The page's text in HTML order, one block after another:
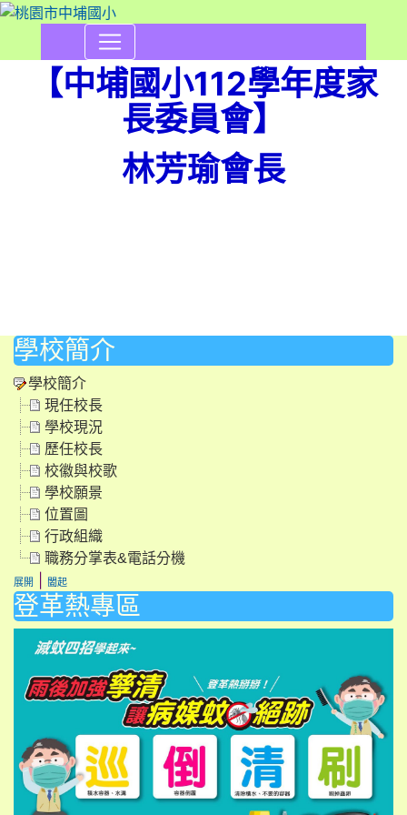
家長會
【中埔國小112學年度家
長委員會】
林芳瑜會長
學校簡介
學校簡介
現任校長
學校現況
歷任校長
校徽與校歌
學校願景
位置圖
行政組織
職務分掌表&電話分機
展開 闔起
登革熱專區